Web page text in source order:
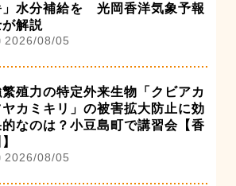
」水分補給を 光岡香洋気象予報
が解説
2026/08/05
繁殖力の特定外来生物「クビアカ
ヤカミキリ」の被害拡大防止に効
的なのは？小豆島町で講習会【香
2026/08/05